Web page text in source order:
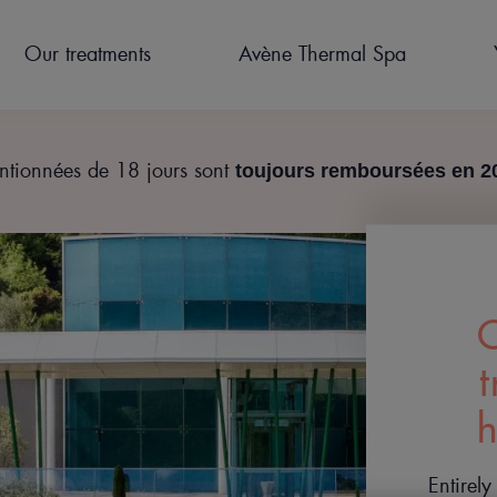
OUR FACILITIES
Our treatments
CURES THERMALES POST
CANCER
HYDROTHERAPY
TREATMENTS FOR
Avène Thermal Spa
PREPARE FOR YOUR STAY ACCOMODATION
de 18 jours sont toujours remboursées en